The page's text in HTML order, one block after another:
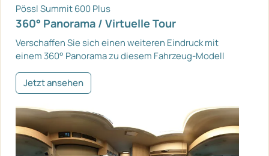
Pössl Summit 600 Plus
360° Panorama / Virtuelle Tour
Verschaffen Sie sich einen weiteren Eindruck mit
einem 360° Panorama zu diesem Fahrzeug-Modell
Jetzt ansehen